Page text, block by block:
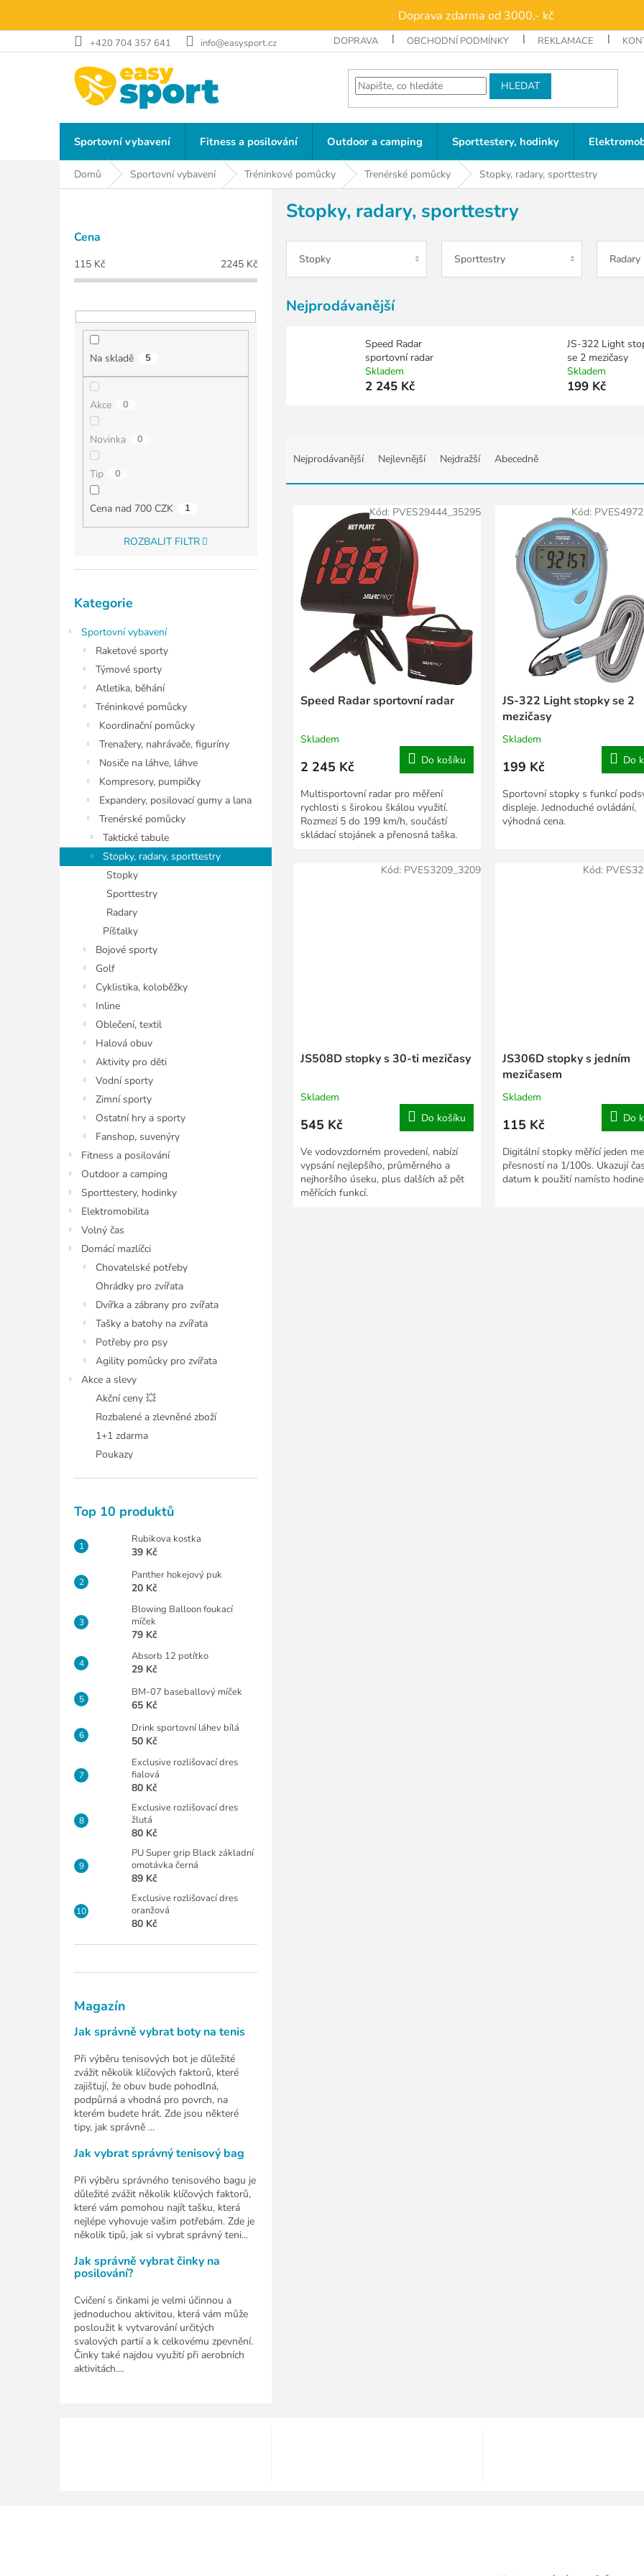
obsah
Doprava zdarma od 3000,- kč
+420 704 357 641 info@easysport.cz DOPRAVA OBCHODNÍ PODMÍNKY REKLAMACE
HLEDAT
Sportovní vybavení Fitness a posilování Outdoor a camping Sporttestery, hodinky
Domů Sportovní vybavení Tréninkové pomůcky Trenérské pomůcky Stopky, radary, sporttestry
P
Cena
115 Kč 2245 Kč
Na skladě 5
Akce 0
Novinka 0
Tip 0
Cena nad 700 CZK 1
ROZBALIT FILTR
kategorie
Kategorie
Sportovní vybavení
Raketové sporty
Týmové sporty
Atletika, běhání
Tréninkové pomůcky
Koordinační pomůcky
Trenažery, nahrávače, figuríny
Nosiče na láhve, láhve
Kompresory, pumpičky
Expandery, posilovací gumy a lana
Trenérské pomůcky
Taktické tabule
Stopky, radary, sporttestry
Stopky
Sporttestry
Radary
Píšťalky
Bojové sporty
Golf
Cyklistika, koloběžky
Inline
Oblečení, textil
Halová obuv
Aktivity pro děti
Vodní sporty
Zimní sporty
Ostatní hry a sporty
Fanshop, suvenýry
Fitness a posilování
Outdoor a camping
Sporttestery, hodinky
Elektromobilita
Volný čas
Domácí mazlíčci
Chovatelské potřeby
Ohrádky pro zvířata
Dvířka a zábrany pro zvířata
Tašky a batohy na zvířata
Potřeby pro psy
Agility pomůcky pro zvířata
Akce a slevy
Akční ceny 💥
Rozbalené a zlevněné zboží
1+1 zdarma
Poukazy
Top 10 produktů
Rubikova kostka
39 Kč
Panther hokejový puk
20 Kč
Blowing Balloon foukací
míček
79 Kč
Absorb 12 potítko
29 Kč
BM-07 baseballový míček
65 Kč
Drink sportovní láhev bílá
50 Kč
Exclusive rozlišovací dres
fialová
80 Kč
Exclusive rozlišovací dres
žlutá
80 Kč
PU Super grip Black základní
omotávka černá
89 Kč
Exclusive rozlišovací dres
oranžová
80 Kč
Magazín
Jak správně vybrat boty na tenis
Při výběru tenisových bot je důležité
zvážit několik klíčových faktorů, které
zajišťují, že obuv bude pohodlná,
podpůrná a vhodná pro povrch, na
kterém budete hrát. Zde jsou některé
tipy, jak správně ...
Jak vybrat správný tenisový bag
Při výběru správného tenisového bagu je
důležité zvážit několik klíčových faktorů,
které vám pomohou najít tašku, která
nejlépe vyhovuje vašim potřebám. Zde je
několik tipů, jak si vybrat správný teni...
Jak správně vybrat činky na
posilování?
Cvičení s činkami je velmi účinnou a
jednoduchou aktivitou, která vám může
posloužit k vytvarování určitých
svalových partií a k celkovému zpevnění.
Činky také najdou využití při aerobních
aktivitách....
Stopky, radary, sporttestry
Stopky Sporttestry Radary
Nejprodávanější
Speed Radar
sportovní radar
Skladem
2 245 Kč
JS-322 Light
se 2 mezičasy
Skladem
199 Kč
e
Nejprodávanější Nejlevnější Nejdražší Abecedně
Speed Radar sportovní radar
Skladem
2 245 Kč Do košíku
Multisportovní radar pro měření
rychlosti s širokou škálou využití.
Rozmezí 5 do 199 km/h, součástí
skládací stojánek a přenosná taška.
Kód: PVES29444_35295
JS-322 Light stopky se 2
mezičasy
Skladem
199 Kč Do
Sportovní stopky s funkcí
displeje. Jednoduché ovládání,
výhodná cena.
Kód:
JS508D stopky s 30-ti mezičasy
Skladem
545 Kč Do košíku
Ve vodovzdorném provedení, nabízí
vypsání nejlepšího, průměrného a
nejhoršího úseku, plus dalších až pět
měřících funkcí.
Kód: PVES3209_3209
JS306D stopky s jedním
mezičasem
Skladem
115 Kč Do
Digitální stopky měřící jeden
přesností na 1/100s. Ukazují
datum k použití namísto
Kód: